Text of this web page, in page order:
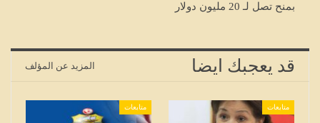
بمنح تصل لـ 20 مليون دولار
قد يعجبك ايضا المزيد عن المؤلف
متابعات متابعات